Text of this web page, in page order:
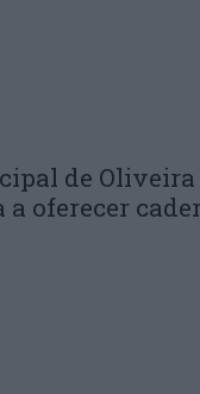
de Oliveira
oferecer